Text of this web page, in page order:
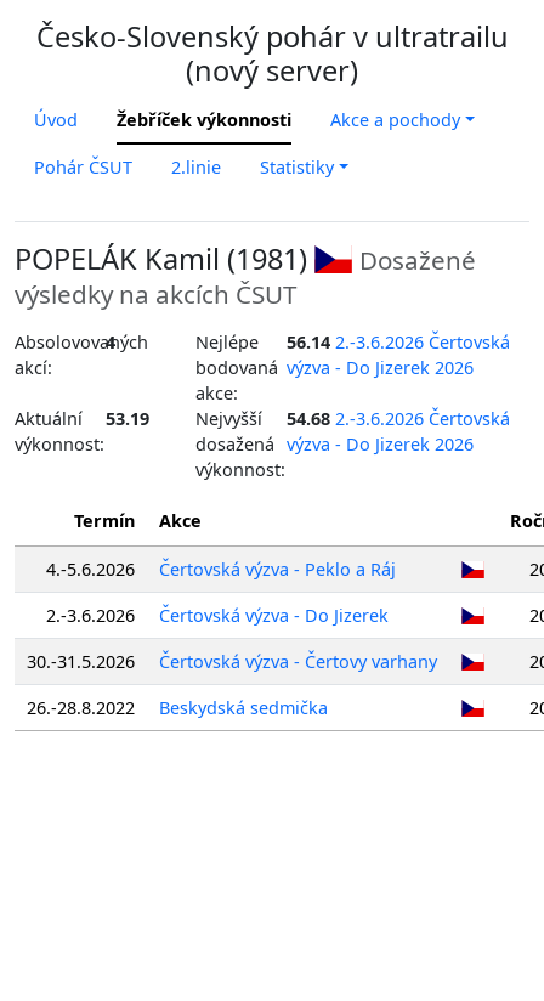
Česko-Slovenský pohár v ultratrailu
(nový server)
Úvod Žebříček výkonnosti Akce a pochody
Pohár ČSUT 2.linie Statistiky
POPELÁK Kamil (1981)
Dosažené
výsledky na akcích ČSUT
Absolovovaných
akcí:
4
Nejlépe
bodovaná
akce:
56.14 2.-3.6.2026 Čertovská
výzva - Do Jizerek 2026
Aktuální
výkonnost:
53.19
Nejvyšší
dosažená
výkonnost:
54.68 2.-3.6.2026 Čertovská
výzva - Do Jizerek 2026
Termín Akce
4.-5.6.2026 Čertovská výzva - Peklo a Ráj
2.-3.6.2026
Čertovská výzva - Do Jizerek
30.-31.5.2026
Čertovská výzva - Čertovy varhany
26.-28.8.2022
Beskydská sedmička